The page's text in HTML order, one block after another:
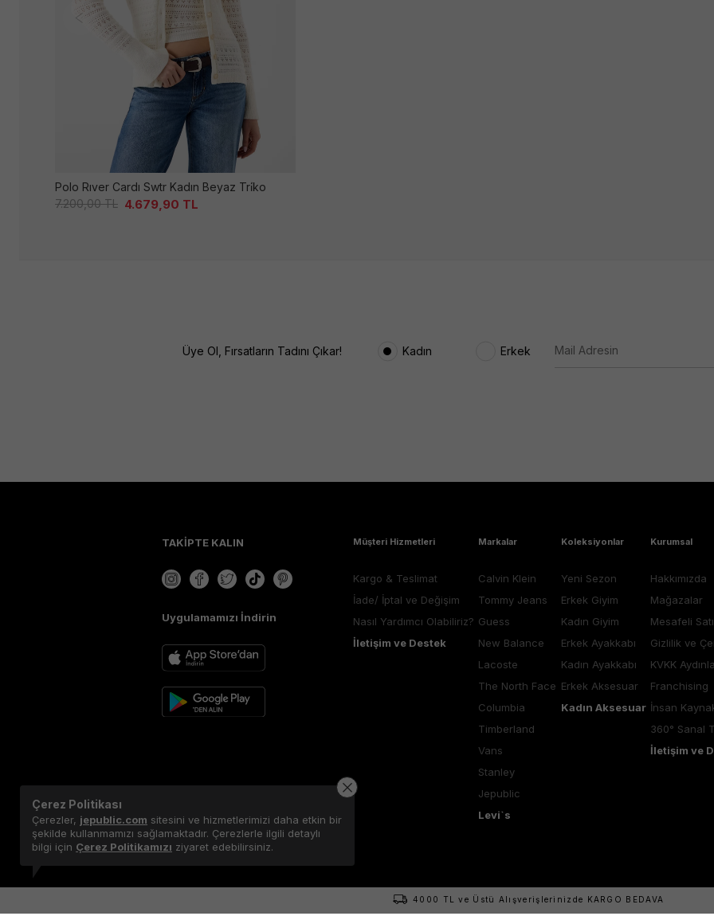
Polo Rıver Cardı Swtr Kadın Beyaz Tri̇ko
7.200,00TL 4.679,90 TL
Üye Ol, Fırsatların Tadını Çıkar! Kadın Erkek
TAKİPTE KALIN
Uygulamamızı İndirin
Müşteri Hizmetleri
Kargo & Teslimat
İade/ İptal ve Değişim
Nasıl Yardımcı Olabiliriz?
İletişim ve Destek
Markalar
Calvin Klein
Tommy Jeans
Guess
New Balance
Lacoste
The North Face
Columbia
Timberland
Vans
Stanley
Jepublic
Levi`s
Koleksiyonlar
Yeni Sezon
Erkek Giyim
Kadın Giyim
Erkek Ayakkabı
Kadın Ayakkabı
Erkek Aksesuar
Kadın Aksesuar
Kurumsal
Hakkımızda
Mağazalar
Mesafeli
Gizlilik ve
KVKK
Franchising
İnsan
360° Sanal
İletişim ve
4000 TL ve Üstü Alışverişlerinizde KARGO BEDAVA
Çerez Politikası
Çerezler, jepublic.com sitesini ve hizmetlerimizi daha etkin bir
şekilde kullanmamızı sağlamaktadır. Çerezlerle ilgili detaylı
bilgi için Çerez Politikamızı ziyaret edebilirsiniz.